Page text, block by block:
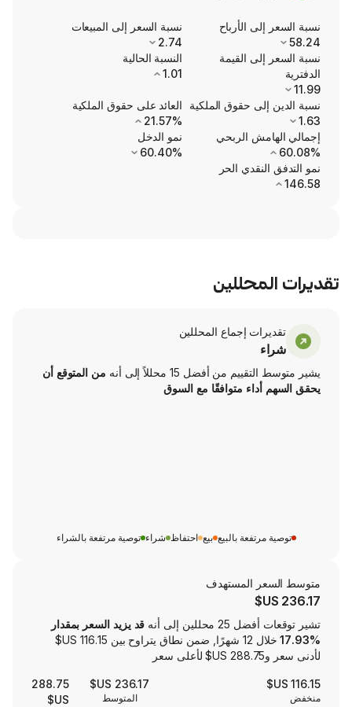
الأرباح
نسبة السعر إلى المبيعات
القيمة
النسبة الحالية
حقوق الملكية
العائد على حقوق الملكية
الربحي
نمو الدخل
60.40%
الحر
إجماع المحللين
أفضل 15 محللاً إلى أنه
من المتوقع أن
متوافقًا مع السوق
بيع احتفاظ شراء توصية مرتفعة بالشراء
المستهدف
قد يزيد السعر بمقدار
خلال 12 شهرًا, ضمن نطاق يتراوح بين ‏116.15 US$
288.75